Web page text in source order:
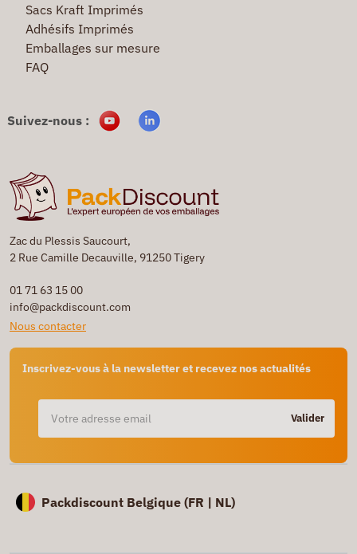
Zac du Plessis Saucourt,
2 Rue Camille Decauville, 91250 Tigery
01 71 63 15 00
info@packdiscount.com
Nous contacter
Inscrivez-vous à la newsletter et recevez nos actualités
Valider
Sacs Kraft Imprimés
Adhésifs Imprimés
Emballages sur mesure
FAQ
Suivez-nous :
Packdiscount Belgique (FR | NL)